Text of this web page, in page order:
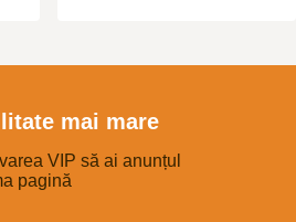
mai mare
VIP să ai anunțul
pagină